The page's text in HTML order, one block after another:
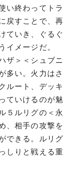
い終わってトラ
戻すことで、再
ていき、ぐるぐ
イメージだ。
ザ＞＜シュブニ
多い。火力はさ
ルート、デッキ
ていけるのが魅
５ルリグの＜永
、相手の攻撃を
できる。ルリグ
しりと戦える重